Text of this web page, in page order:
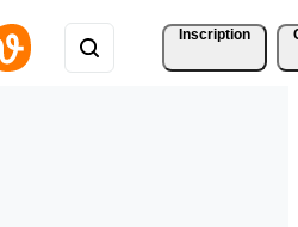
Inscription